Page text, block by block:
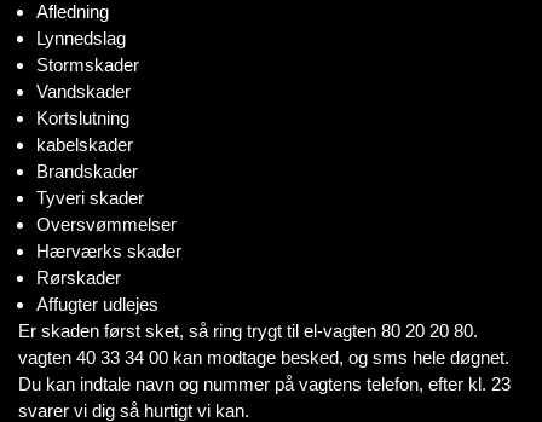
Afledning
Lynnedslag
Stormskader
Vandskader
Kortslutning
kabelskader
Brandskader
Tyveri skader
Oversvømmelser
Hærværks skader
Rørskader
Affugter udlejes
Er skaden først sket, så ring trygt til el-vagten 80 20 20 80.
vagten 40 33 34 00 kan modtage besked, og sms hele døgnet.
Du kan indtale navn og nummer på vagtens telefon, efter kl. 23
svarer vi dig så hurtigt vi kan.